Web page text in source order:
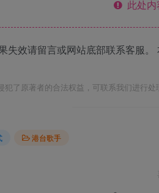
此处
失效请留言或网站底部联系客服
犯了原著者的合法权益，可联系我们进行
港台歌手